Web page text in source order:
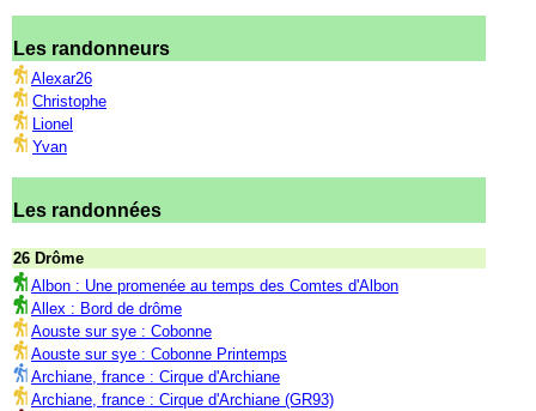
Les randonneurs
Alexar26
Christophe
Lionel
Yvan
Les randonnées
26 Drôme
Albon : Une promenée au temps des Comtes d'Albon
Allex : Bord de drôme
Aouste sur sye : Cobonne
Aouste sur sye : Cobonne Printemps
Archiane, france : Cirque d'Archiane
Archiane, france : Cirque d'Archiane (GR93)